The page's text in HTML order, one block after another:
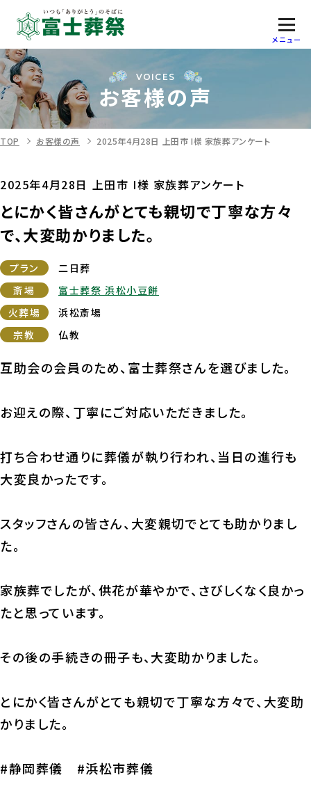
メニュー
VOICES
お客様の声
TOP お客様の声 2025年4月28日 上田市 I様 家族葬アンケート
2025年4月28日 上田市 I様 家族葬アンケート
とにかく皆さんがとても親切で丁寧な方々
で、大変助かりました。
プラン
二日葬
斎場
富士葬祭 浜松小豆餅
火葬場
浜松斎場
宗教
仏教
互助会の会員のため、富士葬祭さんを選びました。
お迎えの際、丁寧にご対応いただきました。
打ち合わせ通りに葬儀が執り行われ、当日の進行も
大変良かったです。
スタッフさんの皆さん、大変親切でとても助かりまし
た。
家族葬でしたが、供花が華やかで、さびしくなく良かっ
たと思っています。
その後の手続きの冊子も、大変助かりました。
とにかく皆さんがとても親切で丁寧な方々で、大変助
かりました。
#静岡葬儀 #浜松市葬儀